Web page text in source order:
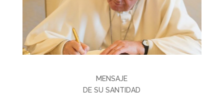
MENSAJE
DE SU SANTIDAD